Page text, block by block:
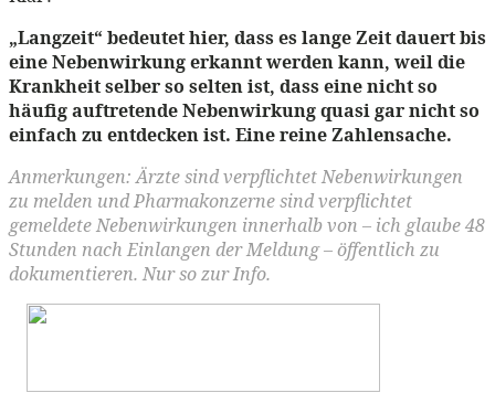
„Langzeit“ bedeutet hier, dass es lange Zeit dauert bis
eine Nebenwirkung erkannt werden kann, weil die
Krankheit selber so selten ist, dass eine nicht so
häufig auftretende Nebenwirkung quasi gar nicht so
einfach zu entdecken ist. Eine reine Zahlensache.
Anmerkungen: Ärzte sind verpflichtet Nebenwirkungen
zu melden und Pharmakonzerne sind verpflichtet
gemeldete Nebenwirkungen innerhalb von – ich glaube 48
Stunden nach Einlangen der Meldung – öffentlich zu
dokumentieren. Nur so zur Info.